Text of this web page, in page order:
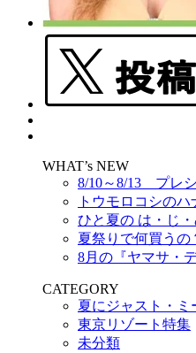
WHAT’s NEW
8/10～8/13 プレ
トウモロコシのハ
ひと夏の は・じ
夏祭りで何買うの
8月の『ヤマサ・
CATEGORY
夏にジャスト・ミ
東京リゾート特集
未分類